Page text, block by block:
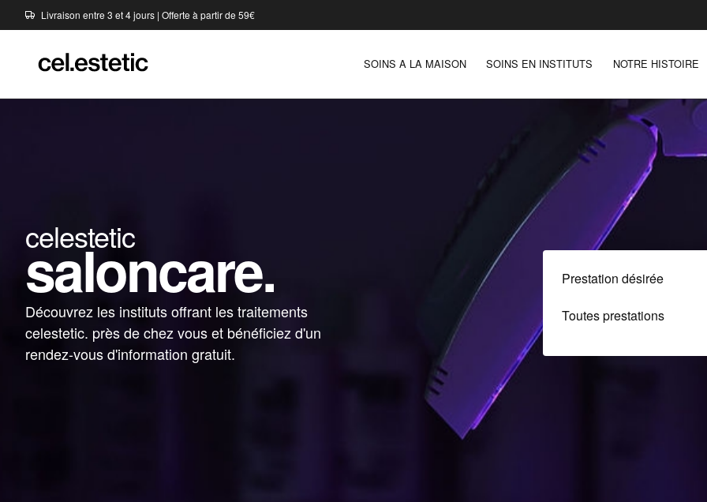
Livraison entre 3 et 4 jours | Offerte à partir de 59€
SOINS A LA MAISON SOINS EN INSTITUTS NOTRE HISTOIRE
celestetic
saloncare.
Découvrez les instituts offrant les traitements
celestetic. près de chez vous et bénéficiez d'un
rendez-vous d'information gratuit.
Prestation désirée